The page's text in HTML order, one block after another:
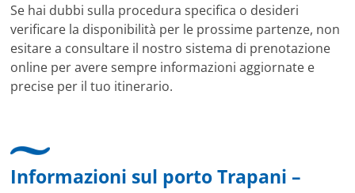
Se hai dubbi sulla procedura specifica o desideri
verificare la disponibilità per le prossime partenze, non
esitare a consultare il nostro sistema di prenotazione
online per avere sempre informazioni aggiornate e
precise per il tuo itinerario.
Informazioni sul porto Trapani –